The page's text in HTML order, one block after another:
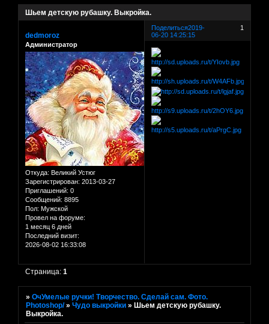
Шьем детскую рубашку. Выкройка.
Поделиться 1
2019-
06-20 14:25:15
dedmoroz
Администратор
Откуда: Великий Устюг
Зарегистрирован: 2013-03-27
Приглашений: 0
Сообщений: 8895
Пол: Мужской
Провел на форуме:
1 месяц 6 дней
Последний визит:
2026-08-02 16:33:08
Страница:1
»ОчУмелые ручки! Творчество. Сделай сам. Фото.
Photoshop/ »Чудо выкройки »Шьем детскую рубашку.
Выкройка.